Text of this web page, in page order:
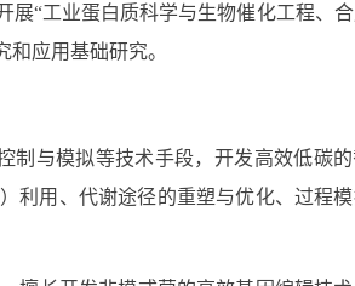
展“工业蛋白质科学与生物催化工程、
应用基础研究。
制与模拟等技术手段，开发高效低碳
利用、代谢途径的重塑与优化、过程